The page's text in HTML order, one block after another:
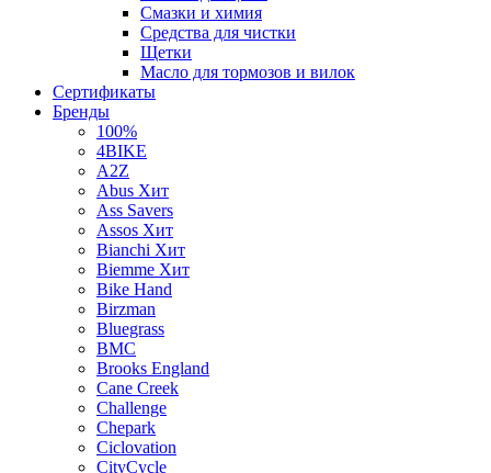
Смазки и химия
Средства для чистки
Щетки
Масло для тормозов и вилок
Сертификаты
Бренды
100%
4BIKE
A2Z
Abus Хит
Ass Savers
Assos Хит
Bianchi Хит
Biemme Хит
Bike Hand
Birzman
Bluegrass
BMC
Brooks England
Cane Creek
Challenge
Chepark
Ciclovation
CityCycle